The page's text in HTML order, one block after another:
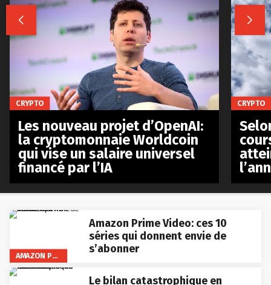
AMAZON PRIME VIDEO
Amazon Prime Video: ces 10
séries qui donnent envie de
s’abonner
Le bilan catastrophique en
 
CRYPTO
Les nouveau projet d’OpenAI:
la cryptomonnaie Worldcoin
qui vise un salaire universel
financé par l’IA
CRYPTO